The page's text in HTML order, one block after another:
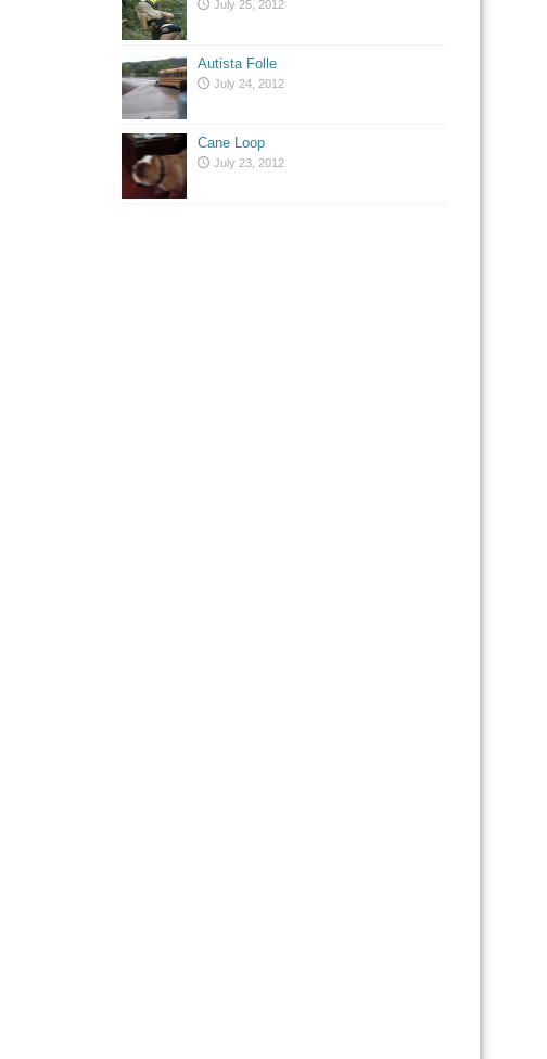
July 25, 2012
Autista Folle
July 24, 2012
Cane Loop
July 23, 2012